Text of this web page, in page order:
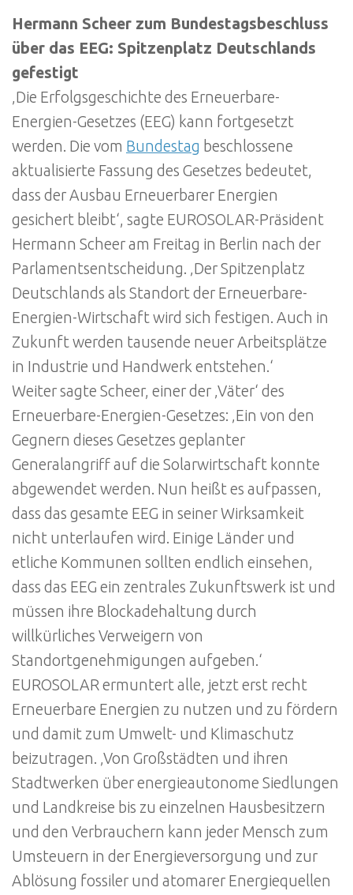
Hermann Scheer zum Bundestagsbeschluss
über das EEG: Spitzenplatz Deutschlands
gefestigt
‚Die Erfolgsgeschichte des Erneuerbare-
Energien-Gesetzes (EEG) kann fortgesetzt
werden. Die vom Bundestag beschlossene
aktualisierte Fassung des Gesetzes bedeutet,
dass der Ausbau Erneuerbarer Energien
gesichert bleibt‘, sagte EUROSOLAR-Präsident
Hermann Scheer am Freitag in Berlin nach der
Parlamentsentscheidung. ‚Der Spitzenplatz
Deutschlands als Standort der Erneuerbare-
Energien-Wirtschaft wird sich festigen. Auch in
Zukunft werden tausende neuer Arbeitsplätze
in Industrie und Handwerk entstehen.‘
Weiter sagte Scheer, einer der ‚Väter‘ des
Erneuerbare-Energien-Gesetzes: ‚Ein von den
Gegnern dieses Gesetzes geplanter
Generalangriff auf die Solarwirtschaft konnte
abgewendet werden. Nun heißt es aufpassen,
dass das gesamte EEG in seiner Wirksamkeit
nicht unterlaufen wird. Einige Länder und
etliche Kommunen sollten endlich einsehen,
dass das EEG ein zentrales Zukunftswerk ist und
müssen ihre Blockadehaltung durch
willkürliches Verweigern von
Standortgenehmigungen aufgeben.‘
EUROSOLAR ermuntert alle, jetzt erst recht
Erneuerbare Energien zu nutzen und zu fördern
und damit zum Umwelt- und Klimaschutz
beizutragen. ‚Von Großstädten und ihren
Stadtwerken über energieautonome Siedlungen
und Landkreise bis zu einzelnen Hausbesitzern
und den Verbrauchern kann jeder Mensch zum
Umsteuern in der Energieversorgung und zur
Ablösung fossiler und atomarer Energiequellen